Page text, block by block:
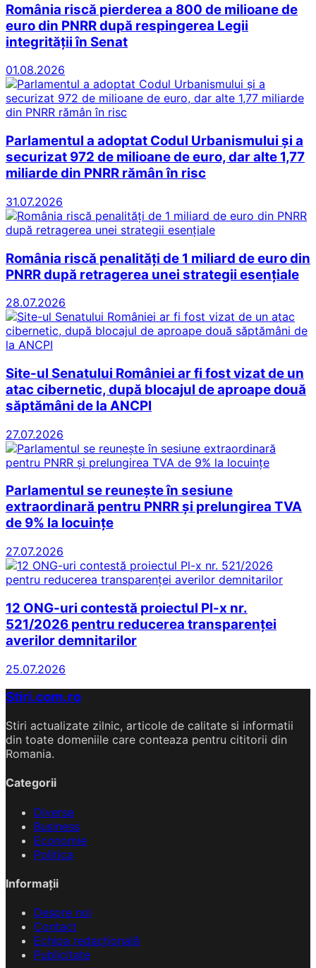
România riscă pierderea a 800 de milioane de
euro din PNRR după respingerea Legii
integrității în Senat
01.08.2026
Parlamentul a adoptat Codul Urbanismului și a
securizat 972 de milioane de euro, dar alte 1,77
miliarde din PNRR rămân în risc
31.07.2026
România riscă penalități de 1 miliard de euro din
PNRR după retragerea unei strategii esențiale
28.07.2026
Site-ul Senatului României ar fi fost vizat de un
atac cibernetic, după blocajul de aproape două
săptămâni de la ANCPI
27.07.2026
Parlamentul se reunește în sesiune
extraordinară pentru PNRR și prelungirea TVA
de 9% la locuințe
27.07.2026
12 ONG-uri contestă proiectul Pl-x nr.
521/2026 pentru reducerea transparenței
averilor demnitarilor
25.07.2026
Stiri.com.ro
Stiri actualizate zilnic, articole de calitate si informatii
din toate domeniile care conteaza pentru cititorii din
Romania.
Categorii
Diverse
Business
Economie
Politica
Informații
Despre noi
Contact
Echipa redacțională
Publicitate